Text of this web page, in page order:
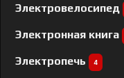
Электровелосипед
Электронная книга
Электропечь 4